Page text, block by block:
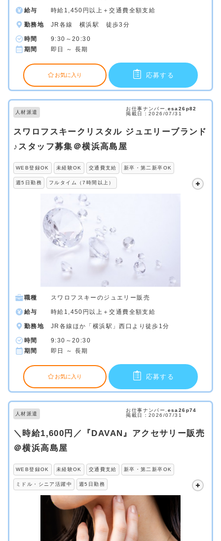
給与 時給1,450円以上＋交通費全額支給
勤務地 JR各線 横浜駅 徒歩3分
時間
9:30～20:30
期間
即日 ～ 長期
お気に入り 応募する
人材派遣
お仕事ナンバー. esa26p82
掲載日：2026/07/31
スワロフスキークリスタル ジュエリーブランド
♪スタッフ募集＠横浜高島屋
WEB登録OK 未経験OK 交通費支給 新卒・第二新卒OK
週5日勤務 フルタイム（7時間以上）
職種 スワロフスキーのジュエリー販売
給与 時給1,450円以上＋交通費全額支給
勤務地 JR各線ほか「横浜駅」西口より徒歩1分
時間
9:30～20:30
期間
即日 ～ 長期
お気に入り 応募する
人材派遣
お仕事ナンバー. esa26p74
掲載日：2026/07/31
＼時給1,600円／『DAVAN』アクセサリー販売
＠横浜高島屋
WEB登録OK 未経験OK 交通費支給 新卒・第二新卒OK
ミドル・シニア活躍中 週5日勤務